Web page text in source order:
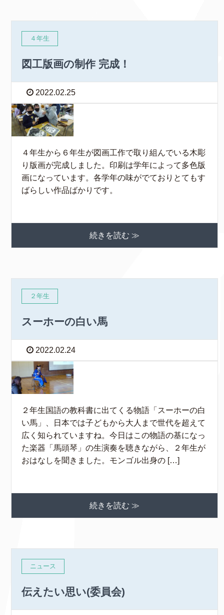
４年生
図工版画の制作 完成！
2022.02.25
４年生から６年生が図画工作で取り組んでいる木彫
り版画が完成しました。印刷は学年によって多色版
画になっています。各学年の味がでておりとてもす
ばらしい作品ばかりです。
続きを読む ≫
２年生
スーホーの白い馬
2022.02.24
２年生国語の教科書に出てくる物語「スーホーの白
い馬」、日本では子どもから大人まで世代を超えて
広く知られていますね。今日はこの物語の基になっ
た楽器「馬頭琴」の生演奏を聴きながら、２年生が
おはなしを聞きました。モンゴル出身の […]
続きを読む ≫
ニュース
伝えたい思い(委員会)